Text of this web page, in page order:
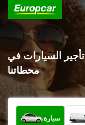
تأجير السيارات في Stockholm : اكتشف جميع
محطاتنا
ما نوع المركبة؟
سيارة